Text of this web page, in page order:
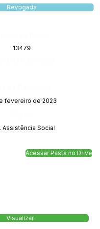
Revogada
13479
fevereiro de 2023
Assistência Social
Acessar Pasta no Drive
Visualizar